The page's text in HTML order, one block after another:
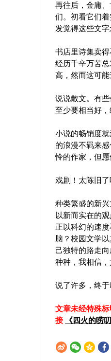
再往后，金庸
们。初看它们
发觉得这些文
书店里诗集卖
经历千辛万苦
高，然而这可
说说散文。有
至少要相当好，
小说的畅销度
的浪漫不羁来
怜的作家，但
戏剧！太陈旧
种类繁盛的新
以新而实在的
正以科幻的速
脑？校园文学
己独特的路走
种种，我相信
说了许多，终
文章未经特殊
接
《四火的唠叨